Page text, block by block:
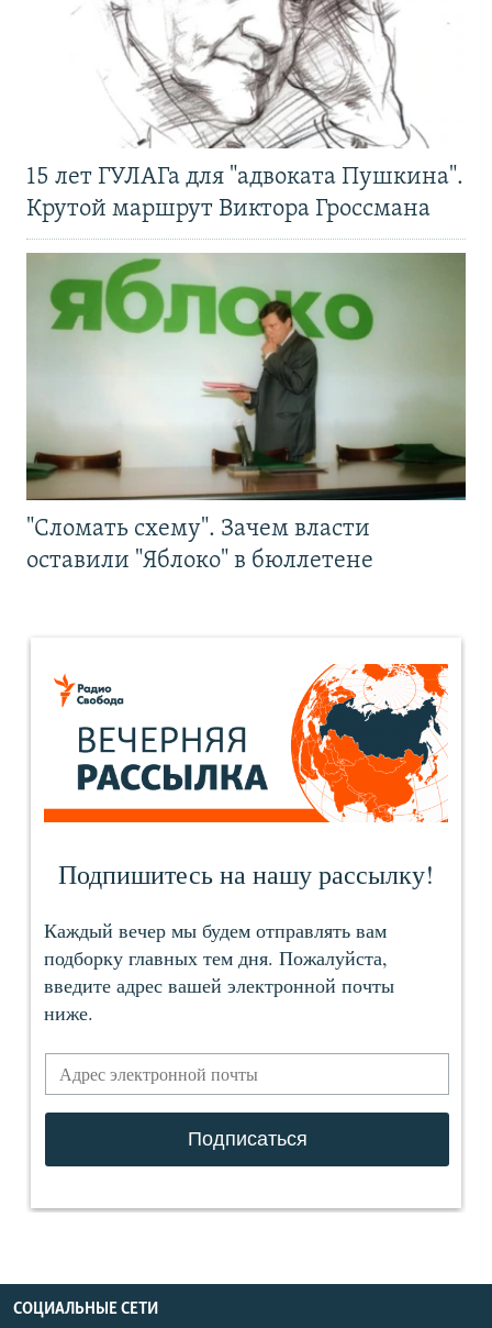
15 лет ГУЛАГа для "адвоката Пушкина".
Крутой маршрут Виктора Гроссмана
"Сломать схему". Зачем власти
оставили "Яблоко" в бюллетене
СОЦИАЛЬНЫЕ СЕТИ